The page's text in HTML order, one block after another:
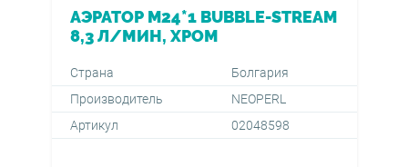
АЭРАТОР M24*1 BUBBLE-STREAM
8,3 Л/МИН, ХРОМ
Страна
Болгария
Производитель
NEOPERL
Артикул
02048598